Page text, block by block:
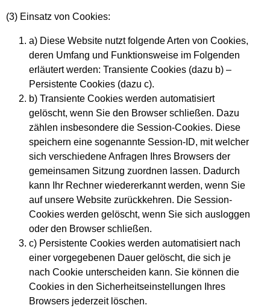
(3) Einsatz von Cookies:
a) Diese Website nutzt folgende Arten von Cookies,
deren Umfang und Funktionsweise im Folgenden
erläutert werden: Transiente Cookies (dazu b) –
Persistente Cookies (dazu c).
b) Transiente Cookies werden automatisiert
gelöscht, wenn Sie den Browser schließen. Dazu
zählen insbesondere die Session-Cookies. Diese
speichern eine sogenannte Session-ID, mit welcher
sich verschiedene Anfragen Ihres Browsers der
gemeinsamen Sitzung zuordnen lassen. Dadurch
kann Ihr Rechner wiedererkannt werden, wenn Sie
auf unsere Website zurückkehren. Die Session-
Cookies werden gelöscht, wenn Sie sich ausloggen
oder den Browser schließen.
c) Persistente Cookies werden automatisiert nach
einer vorgegebenen Dauer gelöscht, die sich je
nach Cookie unterscheiden kann. Sie können die
Cookies in den Sicherheitseinstellungen Ihres
Browsers jederzeit löschen.